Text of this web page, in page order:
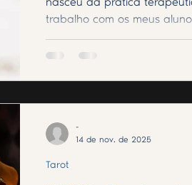
nasceu da prática
trabalho com os meus
corpo se harmoniza com a
simbólica, abrem-se
une a vibração energética
Tarot
-
14 de nov. de 2025